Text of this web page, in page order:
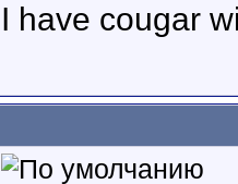
I have cougar